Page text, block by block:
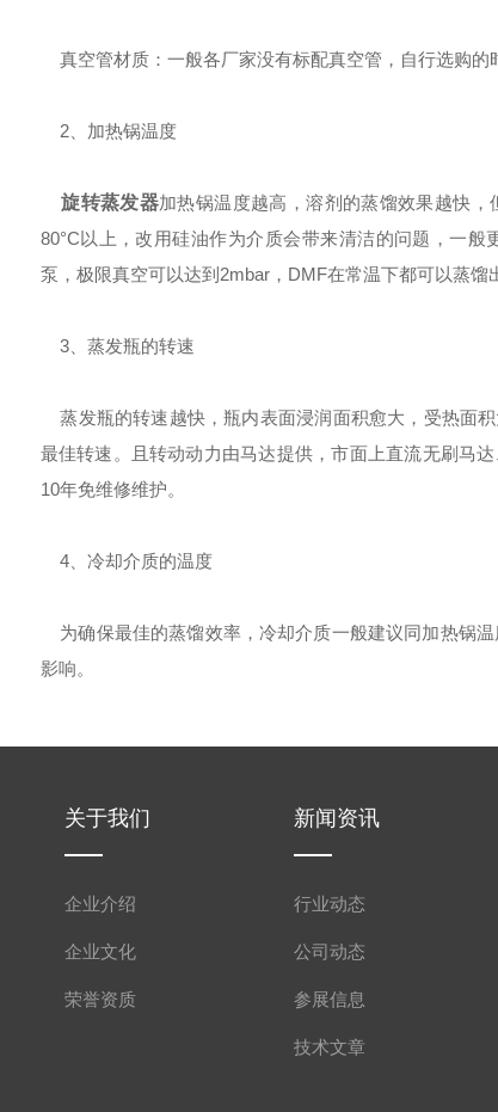
真空管材质：一般各厂家没有标配真空管，自行选购的
2、加热锅温度
旋转蒸发器加热锅温度越高，溶剂的蒸馏效果越快
80°C以上，改用硅油作为介质会带来清洁的问题，一
泵，极限真空可以达到2mbar，DMF在常温下都可以蒸馏
3、蒸发瓶的转速
蒸发瓶的转速越快，瓶内表面浸润面积愈大，受热面
最佳转速。且转动动力由马达提供，市面上直流无刷马
10年免维修维护。
4、冷却介质的温度
为确保最佳的蒸馏效率，冷却介质一般建议同加热锅
影响。
关于我们
企业介绍
企业文化
荣誉资质
新闻资讯
行业动态
公司动态
参展信息
技术文章